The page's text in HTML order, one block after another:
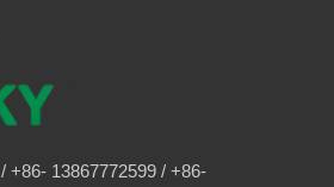
/ +86- 13867772599 / +86-